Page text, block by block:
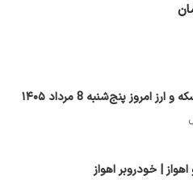
امروز پنج‌شنبه 8 مرداد ۱۴۰۵
| خودروبر اهواز